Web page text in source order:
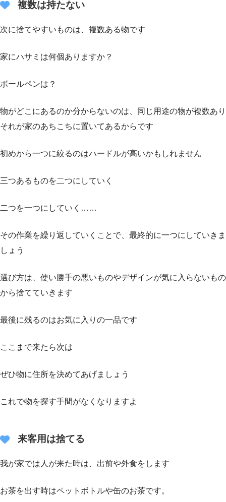
複数は持たない
次に捨てやすいものは、複数ある物です
家にハサミは何個ありますか？
ボールペンは？
物がどこにあるのか分からないのは、同じ用途の物が複数あり
それが家のあちこちに置いてあるからです
初めから一つに絞るのはハードルが高いかもしれません
三つあるものを二つにしていく
二つを一つにしていく……
その作業を繰り返していくことで、最終的に一つにしていきま
しょう
選び方は、使い勝手の悪いものやデザインが気に入らないもの
から捨てていきます
最後に残るのはお気に入りの一品です
ここまで来たら次は
ぜひ物に住所を決めてあげましょう
これで物を探す手間がなくなりますよ
来客用は捨てる
我が家では人が来た時は、出前や外食をします
お茶を出す時はペットボトルや缶のお茶です。